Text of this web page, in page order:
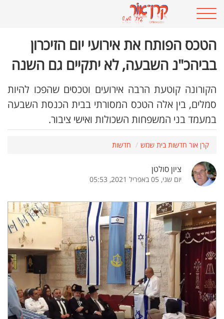
הטכס הפותח את אירועי יום הזיכרון
בביהכ"נ השבעה, לא יתקיים גם השנה
הקורונה קוטעת הרבה אירועים וטכסים שהפכו להיות
סמלים, בין אלה הטכס המסורתי בבית הכנסת השבעה
במעמד בני המשפחות השכולות ואישי ציבור.
קרן אור חדשות בית שמש חדשות
ציון סולטן
יום שני, 05 באפריל 2021, 05:53